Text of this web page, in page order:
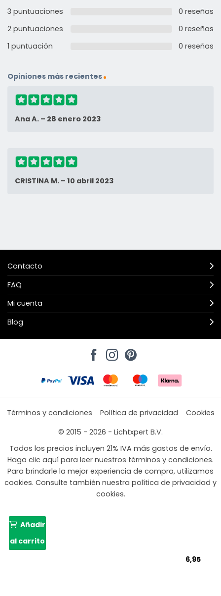
3 puntuaciones
0 reseñas
2 puntuaciones
0 reseñas
1 puntuación
0 reseñas
Opiniones más recientes
Ana A. – 28 enero 2023
CRISTINA M. – 10 abril 2023
Contacto
FAQ
Mi cuenta
Blog
Términos y condiciones Política de privacidad
Cookies
© 2015 - 2026 - Lichtxpert B.V.
Todos los precios incluyen 21% IVA más gastos de envío.
Haga clic aquí para leer nuestros términos y condiciones.
Para brindarle la mejor experiencia de compra, utilizamos
cookies. Consulte también nuestra política de privacidad y
cookies.
6,95
Añadir
al carrito